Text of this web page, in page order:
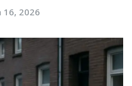
16, 2026